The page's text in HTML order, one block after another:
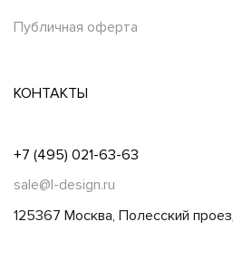
Публичная оферта
КОНТАКТЫ
+7 (495) 021-63-63
sale@l-design.ru
125367 Москва, Полесский